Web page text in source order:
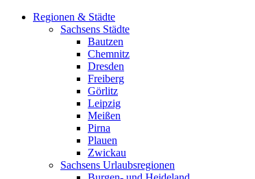
Regionen & Städte
Sachsens Städte
Bautzen
Chemnitz
Dresden
Freiberg
Görlitz
Leipzig
Meißen
Pirna
Plauen
Zwickau
Sachsens Urlaubsregionen